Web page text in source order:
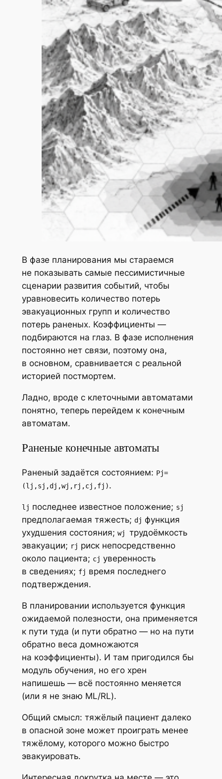
В фазе планирования мы стараемся
не показывать самые пессимистичные
сценарии развития событий, чтобы
уравновесить количество потерь
эвакуационных групп и количество
потерь раненых. Коэффициенты —
подбираются на глаз. В фазе исполнения
постоянно нет связи, поэтому она,
в основном, сравнивается с реальной
историей постмортем.
Ладно, вроде с клеточными автоматами
понятно, теперь перейдем к конечным
автоматам.
Раненые конечные автоматы
Раненый задаётся состоянием: Pj=
(lj,sj,dj,wj,rj,cj,fj).
lj последнее известное положение; sj
предполагаемая тяжесть; dj функция
ухудшения состояния; wj трудоёмкость
эвакуации; rj риск непосредственно
около пациента; cj уверенность
в сведениях; fj время последнего
подтверждения.
В планировании используется функция
ожидаемой полезности, она применяется
к пути туда (и пути обратно — но на пути
обратно веса домножаются
на коэффициенты). И там пригодился бы
модуль обучения, но его хрен
напишешь — всё постоянно меняется
(или я не знаю ML/RL).
Общий смысл: тяжёлый пациент далеко
в опасной зоне может проиграть менее
тяжёлому, которого можно быстро
эвакуировать.